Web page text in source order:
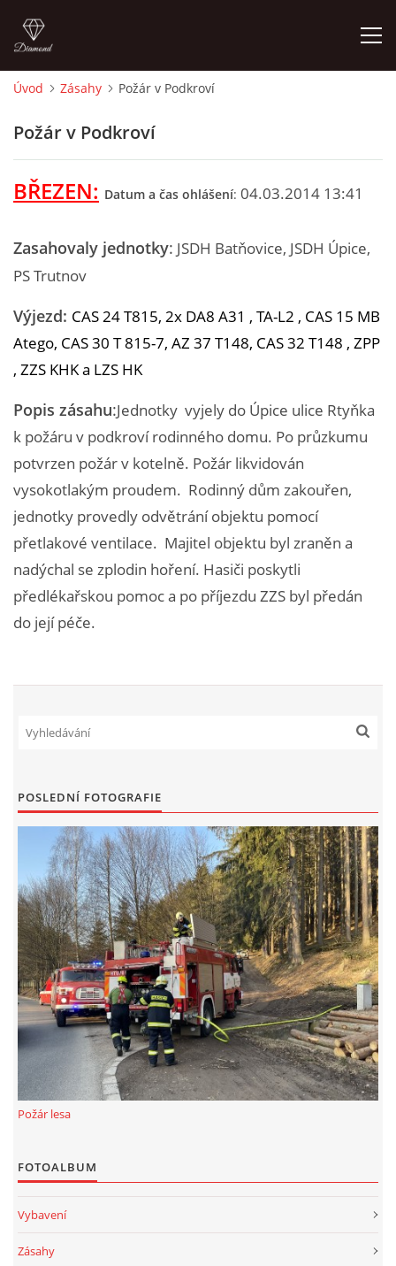
HISTORIE
ČLENOVÉ
ZÁSAHY
CVIČENÍ
NAŠE VIDEA
KONTAKTY
NÁVŠTĚVNÍ KNIHA
Úvod Zásahy Požár v Podkroví
Požár v Podkroví
BŘEZEN: Datum a čas ohlášení: 04.03.2014 13:41
Zasahovaly jednotky: JSDH Batňovice, JSDH Úpice,
PS Trutnov
Výjezd: CAS 24 T815, 2x DA8 A31 , TA-L2 , CAS 15 MB
Atego, CAS 30 T 815-7, AZ 37 T148, CAS 32 T148 , ZPP
, ZZS KHK a LZS HK
Popis zásahu:Jednotky vyjely do Úpice ulice Rtyňka
k požáru v podkroví rodinného domu. Po průzkumu
potvrzen požár v kotelně. Požár likvidován
vysokotlakým proudem. Rodinný dům zakouřen,
jednotky provedly odvětrání objektu pomocí
přetlakové ventilace. Majitel objektu byl zraněn a
nadýchal se zplodin hoření. Hasiči poskytli
předlékařskou pomoc a po příjezdu ZZS byl předán
do její péče.
POSLEDNÍ FOTOGRAFIE
Požár lesa
FOTOALBUM
Vybavení
Zásahy